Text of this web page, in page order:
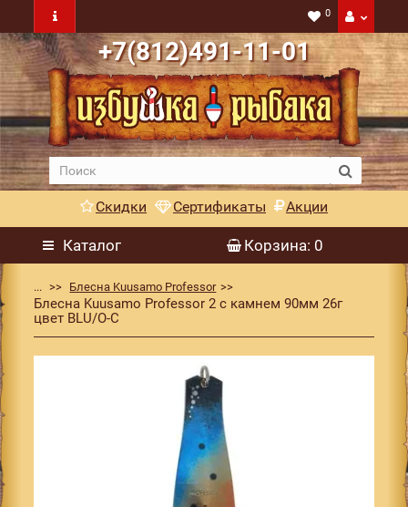
0
+7(812)491-11-01
Скидки Сертификаты Акции
Каталог Корзина: 0
... Блесна Kuusamo Professor
Блесна Kuusamo Professor 2 с камнем 90мм 26г
цвет BLU/O-C